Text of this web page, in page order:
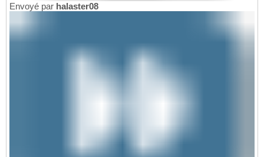
Envoyé par halaster08